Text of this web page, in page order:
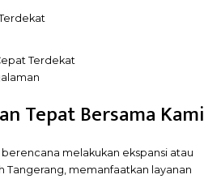
Terdekat
Tepat Bersama Kami
melakukan ekspansi atau
Tangerang, memanfaatkan layanan